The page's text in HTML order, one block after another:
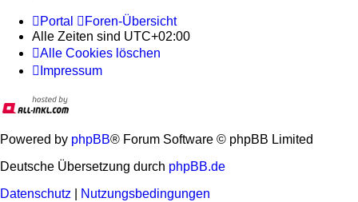
Portal
Foren-Übersicht
Alle Zeiten sind UTC+02:00
Alle Cookies löschen
Impressum
Powered by phpBB® Forum Software © phpBB Limited
Deutsche Übersetzung durch phpBB.de
Datenschutz
Nutzungsbedingungen